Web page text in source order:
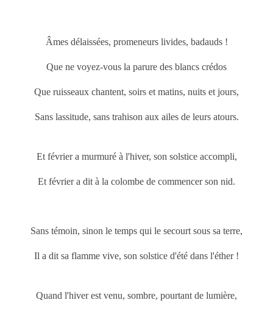
Âmes délaissées, promeneurs livides, badauds !
Que ne voyez-vous la parure des blancs crédos
Que ruisseaux chantent, soirs et matins, nuits et jours,
Sans lassitude, sans trahison aux ailes de leurs atours.
Et février a murmuré à l'hiver, son solstice accompli,
Et février a dit à la colombe de commencer son nid.
Sans témoin, sinon le temps qui le secourt sous sa terre,
Il a dit sa flamme vive, son solstice d'été dans l'éther !
Quand l'hiver est venu, sombre, pourtant de lumière,